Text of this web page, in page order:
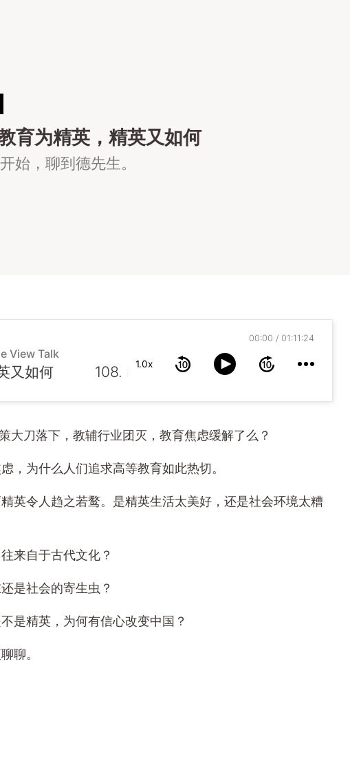
育为精英，精英又如何
始，聊到德先生。
View Talk
如何 1.0x
00:00 01:11:24
大刀落下，教辅行业团灭，教育焦虑缓解了么？
，为什么人们追求高等教育如此热切。
英令人趋之若鹜。是精英生活太美好，还是社会环境太糟
来自于古代文化？
是社会的寄生虫？
是精英，为何有信心改变中国？
聊。